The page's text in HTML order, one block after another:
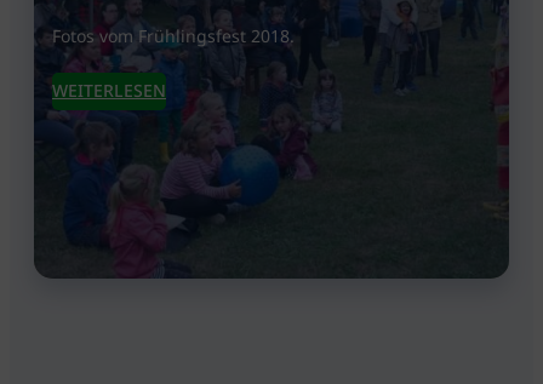
Fotos vom Frühlingsfest 2018.
WEITERLESEN